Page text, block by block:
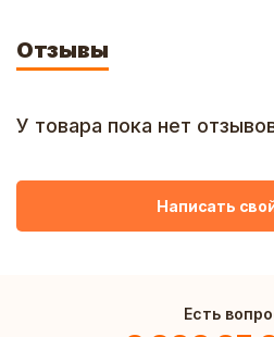
Отзывы
У товара пока нет
Написать
Есть